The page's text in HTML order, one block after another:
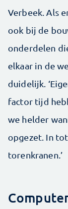
Verbeek. Als
ook bij de
onderdelen
elkaar in de
duidelijk.
factor tijd
we helder
opgezet. In
torenkranen.’